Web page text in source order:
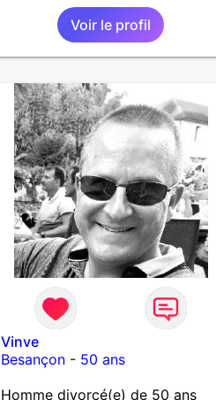
Voir le profil
Vinve
Besançon - 50 ans
Homme divorcé(e) de 50 ans